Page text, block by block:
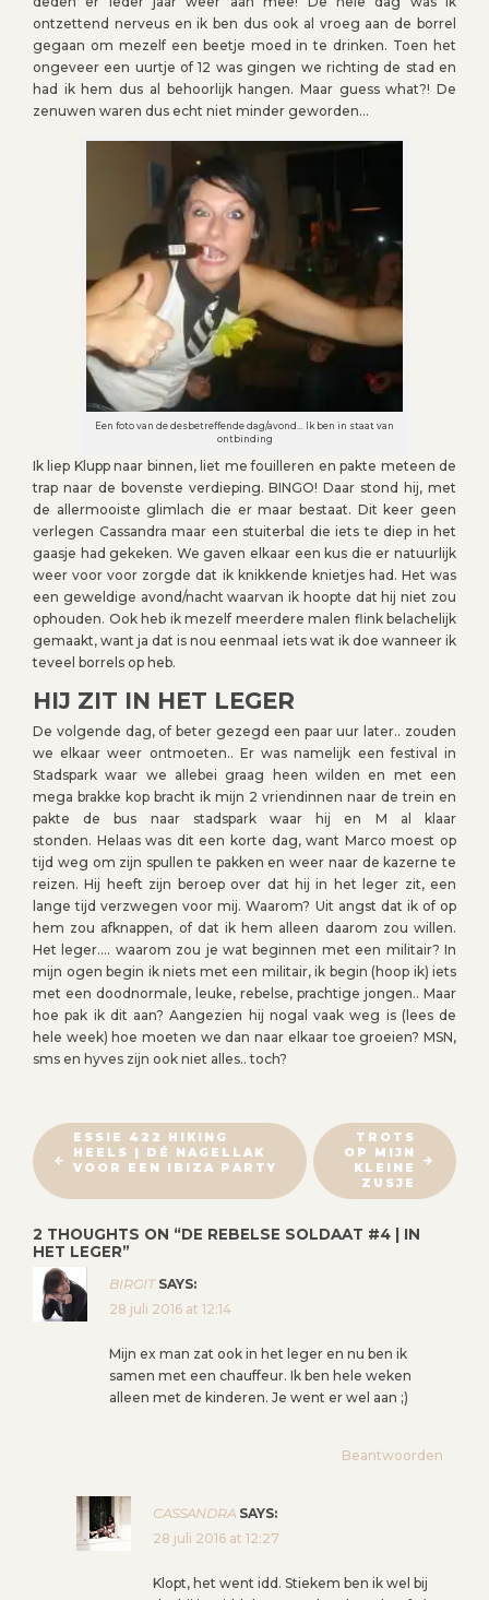
ontzettend nerveus en ik ben dus ook al vroeg aan de borrel
gegaan om mezelf een beetje moed in te drinken. Toen het
ongeveer een uurtje of 12 was gingen we richting de stad en
had ik hem dus al behoorlijk hangen. Maar guess what?! De
zenuwen waren dus echt niet minder geworden…
Een foto van de desbetreffende dag/avond… Ik ben in staat van
ontbinding
Ik liep Klupp naar binnen, liet me fouilleren en pakte meteen de
trap naar de bovenste verdieping. BINGO! Daar stond hij, met
de allermooiste glimlach die er maar bestaat. Dit keer geen
verlegen Cassandra maar een stuiterbal die iets te diep in het
gaasje had gekeken. We gaven elkaar een kus die er natuurlijk
weer voor voor zorgde dat ik knikkende knietjes had. Het was
een geweldige avond/nacht waarvan ik hoopte dat hij niet zou
ophouden. Ook heb ik mezelf meerdere malen flink belachelijk
gemaakt, want ja dat is nou eenmaal iets wat ik doe wanneer ik
teveel borrels op heb.
HIJ ZIT IN HET LEGER
De volgende dag, of beter gezegd een paar uur later.. zouden
we elkaar weer ontmoeten.. Er was namelijk een festival in
Stadspark waar we allebei graag heen wilden en met een
mega brakke kop bracht ik mijn 2 vriendinnen naar de trein en
pakte de bus naar stadspark waar hij en M al klaar
stonden. Helaas was dit een korte dag, want Marco moest op
tijd weg om zijn spullen te pakken en weer naar de kazerne te
reizen. Hij heeft zijn beroep over dat hij in het leger zit, een
lange tijd verzwegen voor mij. Waarom? Uit angst dat ik of op
hem zou afknappen, of dat ik hem alleen daarom zou willen.
Het leger…. waarom zou je wat beginnen met een militair? In
mijn ogen begin ik niets met een militair, ik begin (hoop ik) iets
met een doodnormale, leuke, rebelse, prachtige jongen.. Maar
hoe pak ik dit aan? Aangezien hij nogal vaak weg is (lees de
hele week) hoe moeten we dan naar elkaar toe groeien? MSN,
sms en hyves zijn ook niet alles.. toch?
B
E
R
C
H
T
N
ESSIE 422 HIKING
HEELS | DÉ NAGELLAK
VOOR EEN IBIZA PARTY
TROTS
OP MIJN
KLEINE
ZUSJE
2 THOUGHTS ON “DE REBELSE SOLDAAT #4 | IN
HET LEGER”
BIRGIT SAYS:
28 juli 2016 at 12:14
Mijn ex man zat ook in het leger en nu ben ik
samen met een chauffeur. Ik ben hele weken
alleen met de kinderen. Je went er wel aan ;)
Beantwoorden
CASSANDRA SAYS:
28 juli 2016 at 12:27
Klopt, het went idd. Stiekem ben ik wel bij